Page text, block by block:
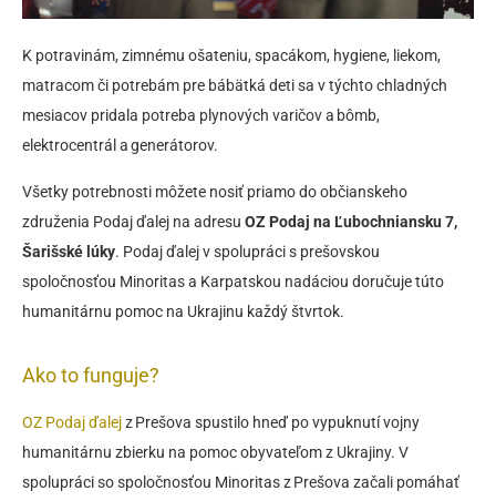
K potravinám, zimnému ošateniu, spacákom, hygiene, liekom,
matracom či potrebám pre bábätká deti sa v týchto chladných
mesiacov pridala potreba plynových varičov a bômb,
elektrocentrál a generátorov.
Všetky potrebnosti môžete nosiť priamo do občianskeho
združenia Podaj ďalej na adresu OZ Podaj na Ľubochniansku 7,
Šarišské lúky. Podaj ďalej v spolupráci s prešovskou
spoločnosťou Minoritas a Karpatskou nadáciou doručuje túto
humanitárnu pomoc na Ukrajinu každý štvrtok.
Ako to funguje?
OZ Podaj ďalejz Prešova spustilo hneď po vypuknutí vojny
humanitárnu zbierku na pomoc obyvateľom z Ukrajiny. V
spolupráci so spoločnosťou Minoritas z Prešova začali pomáhať